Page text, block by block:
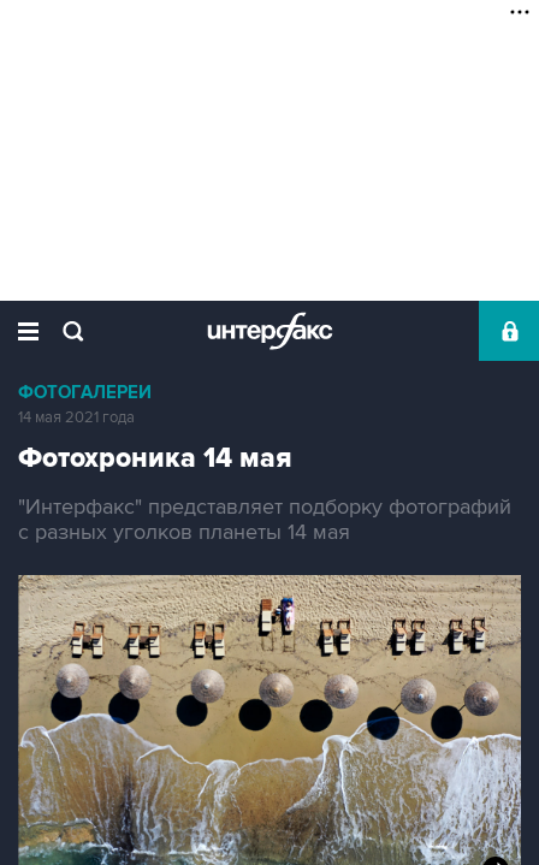
ФОТОГАЛЕРЕИ
14 мая 2021 года
Фотохроника 14 мая
"Интерфакс" представляет подборку фотографий
с разных уголков планеты 14 мая